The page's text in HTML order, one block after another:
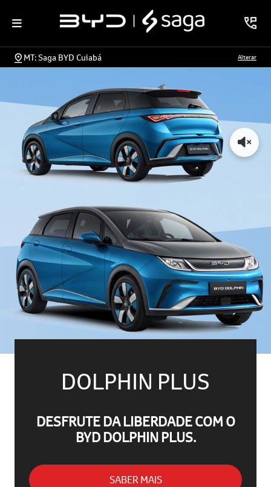
MT: Saga BYD Cuiabá Alterar
DOLPHIN PLUS
DESFRUTE DA LIBERDADE COM O
BYD DOLPHIN PLUS.
SABER MAIS